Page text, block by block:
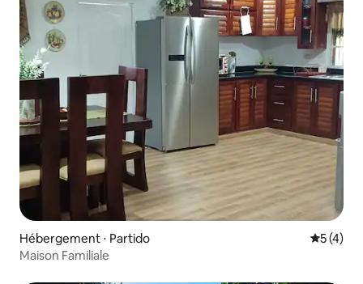
Hébergement ⋅ Partido
5 (4)
Maison Familiale